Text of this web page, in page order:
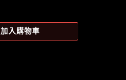
價
加入購物車